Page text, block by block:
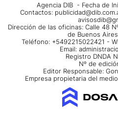
Agencia DIB - Fecha de
Contactos:
Dirección de las oficinas: Calle 48
de Buenos
Teléfono: +5492215022421 -
Email:
Registro DNDA
Nº de
Editor Responsable:
Empresa propietaria del